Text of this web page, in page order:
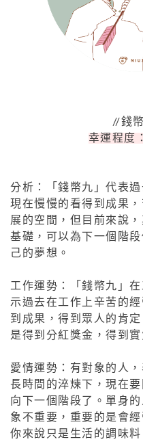
//錢
幸運程度
分析：「錢幣九」代表
現在慢慢的看得到成果
展的空間，但目前來說
基礎，可以為下一個階
己的夢想。
工作運勢：「錢幣九」
示過去在工作上辛苦的
到成果，得到眾人的肯
是得到分紅獎金，得到實
愛情運勢：有對象的人
長時間的淬煉下，現在
向下一個階段了。單身
象不重要，重要的是會
你來說只是生活的調味